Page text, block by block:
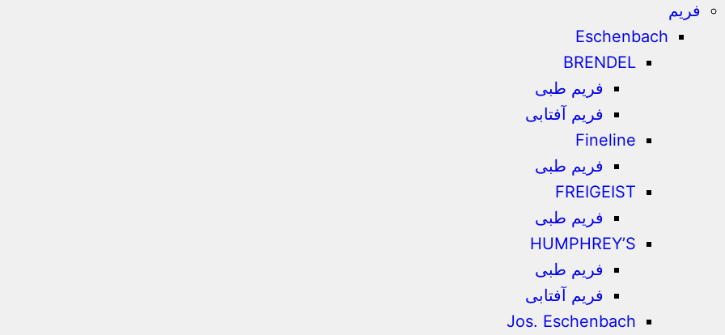
فریم
Eschenbach
BRENDEL
فریم طبی
فریم آفتابی
Fineline
فریم طبی
FREIGEIST
فریم طبی
HUMPHREY’S
فریم طبی
فریم آفتابی
Jos. Eschenbach